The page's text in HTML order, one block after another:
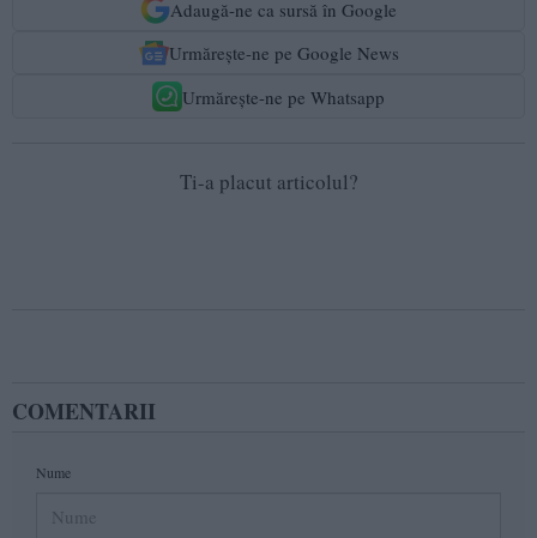
Adaugă-ne ca sursă în Google
Urmărește-ne pe Google News
Urmărește-ne pe Whatsapp
Ti-a placut articolul?
COMENTARII
Nume